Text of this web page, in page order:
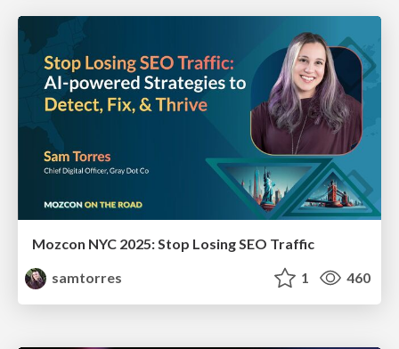
Mozcon NYC 2025: Stop Losing SEO Traffic
samtorres
1 460